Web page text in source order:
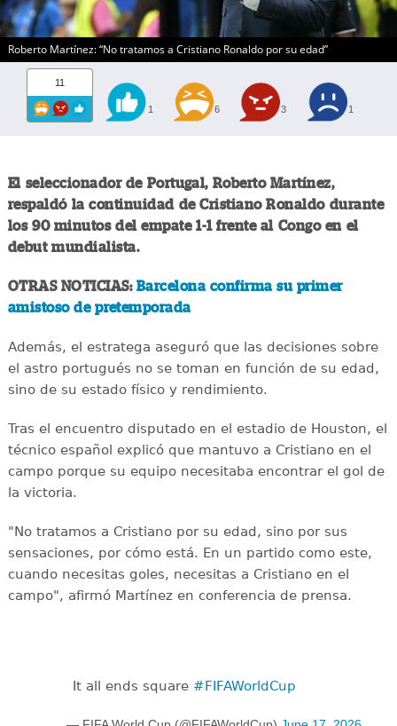
Roberto Martínez: “No tratamos a Cristiano Ronaldo por su edad”
11
1 6 3 1
El seleccionador de Portugal, Roberto Martínez,
respaldó la continuidad de Cristiano Ronaldo durante
los 90 minutos del empate 1-1 frente al Congo en el
debut mundialista.
OTRAS NOTICIAS: Barcelona confirma su primer
amistoso de pretemporada
Además, el estratega aseguró que las decisiones sobre
el astro portugués no se toman en función de su edad,
sino de su estado físico y rendimiento.
Tras el encuentro disputado en el estadio de Houston, el
técnico español explicó que mantuvo a Cristiano en el
campo porque su equipo necesitaba encontrar el gol de
la victoria.
"No tratamos a Cristiano por su edad, sino por sus
sensaciones, por cómo está. En un partido como este,
cuando necesitas goles, necesitas a Cristiano en el
campo", afirmó Martínez en conferencia de prensa.
It all ends square #FIFAWorldCup